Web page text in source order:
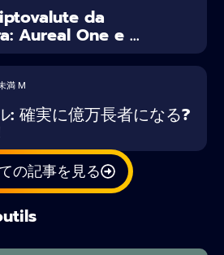
da
Aureal One e ...
満 M
: 確実に億万長者になる?
の記事を見る